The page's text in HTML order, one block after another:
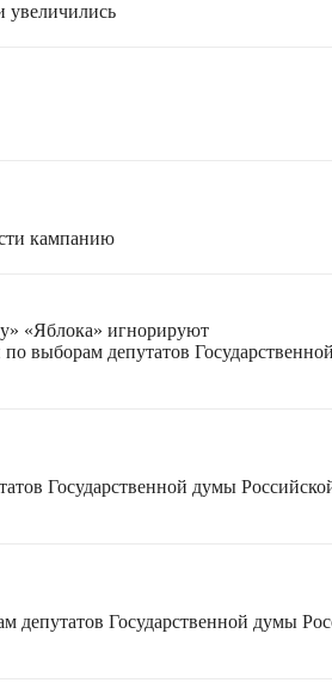
увеличились
кампанию
«Яблока» игнорируют
выборам депутатов
Государственной думы
депутатов Государственной думы